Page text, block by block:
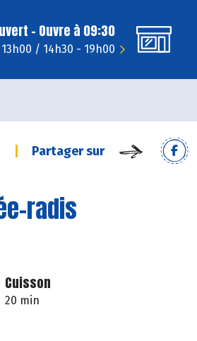
- Ouvre à 09:30
/ 14h30 - 19h00
Partager sur
radis
Cuisson
20 min